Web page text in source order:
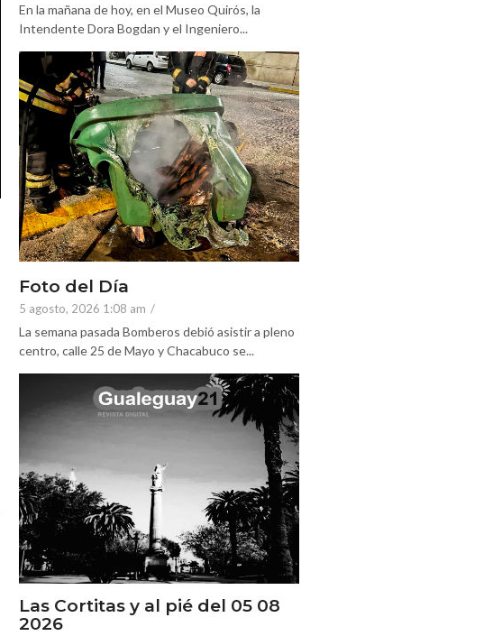
En la mañana de hoy, en el Museo Quirós, la
Intendente Dora Bogdan y el Ingeniero...
Foto del Día
5 agosto, 2026 1:08 am /
La semana pasada Bomberos debió asistir a pleno
centro, calle 25 de Mayo y Chacabuco se...
Las Cortitas y al pié del 05 08
2026